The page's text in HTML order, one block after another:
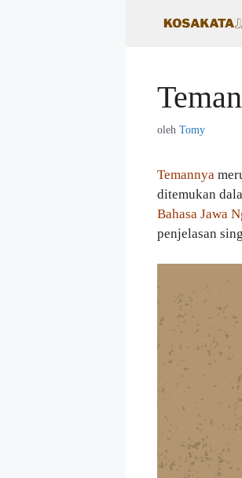
oleh Tomy
Temannya
ditemukan
Bahasa Jawa
penjelasan